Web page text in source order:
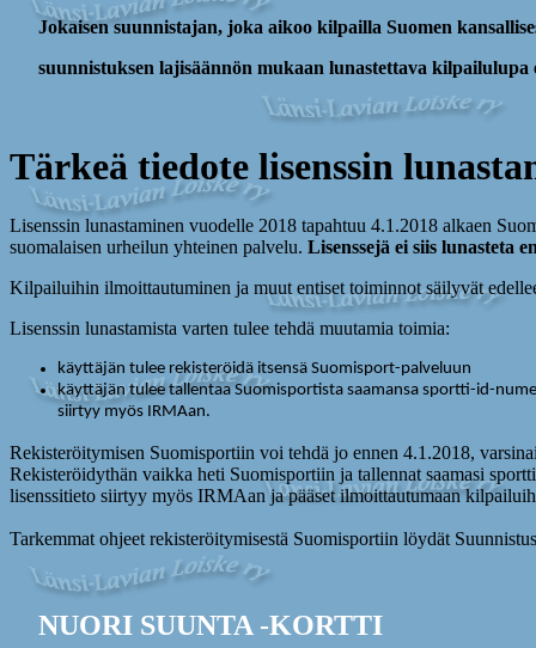
Jokaisen suunnistajan, joka aikoo kilpailla Suomen
suunnistuksen lajisäännön mukaan lunastettava kilpailulupa
Tärkeä tiedote lisenssin
Lisenssin lunastaminen vuodelle 2018 tapahtuu 4.1.2018 alkaen
suomalaisen urheilun yhteinen palvelu. Lisenssejä ei siis lunasteta
Kilpailuihin ilmoittautuminen ja muut entiset toiminnot säilyvät
Lisenssin lunastamista varten tulee tehdä muutamia toimia:
käyttäjän tulee rekisteröidä itsensä Suomisport-palveluun
käyttäjän tulee tallentaa Suomisportista saamansa sportti-id-
siirtyy myös IRMAan.
Rekisteröitymisen Suomisportiin voi tehdä jo ennen 4.1.2018,
Rekisteröidythän vaikka heti Suomisportiin ja tallennat saamasi
lisenssitieto siirtyy myös IRMAan ja pääset ilmoittautumaan
Tarkemmat ohjeet rekisteröitymisestä Suomisportiin löydät
NUORI SUUNTA -KORTTI